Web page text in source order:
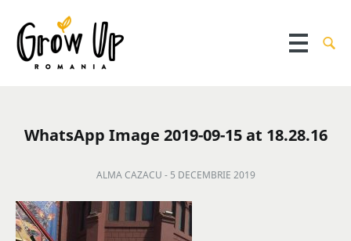
WhatsApp Image 2019-09-15 at 18.28.16
ALMA CAZACU - 5 DECEMBRIE 2019